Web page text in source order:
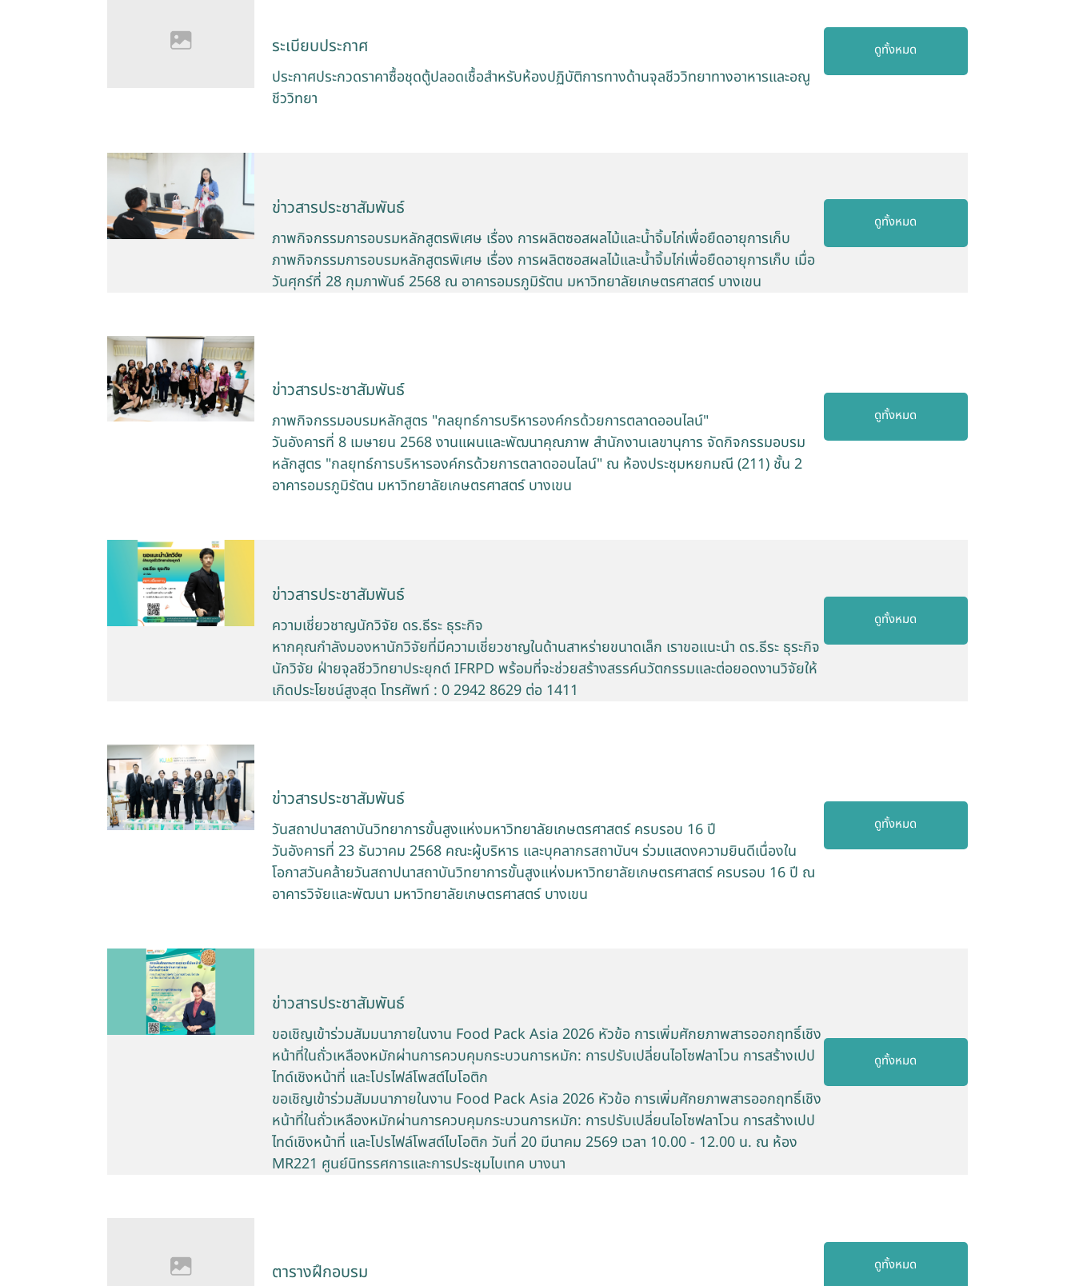
ระเบียบประกาศ
ประกาศประกวดราคาซื้อชุดตู้ปลอดเชื้อสำหรับห้องปฏิบัติการทางด้านจุลชีววิทยาทางอาหารและอณู
ชีววิทยา
ดูทั้งหมด
ข่าวสารประชาสัมพันธ์
ภาพกิจกรรมการอบรมหลักสูตรพิเศษ เรื่อง การผลิตซอสผลไม้และน้ำจิ้มไก่เพื่อยืดอายุการเก็บ
ภาพกิจกรรมการอบรมหลักสูตรพิเศษ เรื่อง การผลิตซอสผลไม้และน้ำจิ้มไก่เพื่อยืดอายุการเก็บ เมื่อ
วันศุกร์ที่ 28 กุมภาพันธ์ 2568 ณ อาคารอมรภูมิรัตน มหาวิทยาลัยเกษตรศาสตร์ บางเขน
ดูทั้งหมด
ข่าวสารประชาสัมพันธ์
ภาพกิจกรรมอบรมหลักสูตร "กลยุทธ์การบริหารองค์กรด้วยการตลาดออนไลน์"
วันอังคารที่ 8 เมษายน 2568 งานแผนและพัฒนาคุณภาพ สำนักงานเลขานุการ จัดกิจกรรมอบรม
หลักสูตร "กลยุทธ์การบริหารองค์กรด้วยการตลาดออนไลน์" ณ ห้องประชุมหยกมณี (211) ชั้น 2
อาคารอมรภูมิรัตน มหาวิทยาลัยเกษตรศาสตร์ บางเขน
ดูทั้งหมด
ข่าวสารประชาสัมพันธ์
ความเชี่ยวชาญนักวิจัย ดร.ธีระ ธุระกิจ
หากคุณกำลังมองหานักวิจัยที่มีความเชี่ยวชาญในด้านสาหร่ายขนาดเล็ก เราขอแนะนำ ดร.ธีระ ธุระกิจ
นักวิจัย ฝ่ายจุลชีววิทยาประยุกต์ IFRPD พร้อมที่จะช่วยสร้างสรรค์นวัตกรรมและต่อยอดงานวิจัยให้
เกิดประโยชน์สูงสุด โทรศัพท์ : 0 2942 8629 ต่อ 1411
ดูทั้งหมด
ข่าวสารประชาสัมพันธ์
วันสถาปนาสถาบันวิทยาการขั้นสูงแห่งมหาวิทยาลัยเกษตรศาสตร์ ครบรอบ 16 ปี
วันอังคารที่ 23 ธันวาคม 2568 คณะผู้บริหาร และบุคลากรสถาบันฯ ร่วมแสดงความยินดีเนื่องใน
โอกาสวันคล้ายวันสถาปนาสถาบันวิทยาการขั้นสูงแห่งมหาวิทยาลัยเกษตรศาสตร์ ครบรอบ 16 ปี ณ
อาคารวิจัยและพัฒนา มหาวิทยาลัยเกษตรศาสตร์ บางเขน
ดูทั้งหมด
ข่าวสารประชาสัมพันธ์
ขอเชิญเข้าร่วมสัมมนาภายในงาน Food Pack Asia 2026 หัวข้อ การเพิ่มศักยภาพสารออกฤทธิ์เชิง
หน้าที่ในถั่วเหลืองหมักผ่านการควบคุมกระบวนการหมัก: การปรับเปลี่ยนไอโซฟลาโวน การสร้างเปป
ไทด์เชิงหน้าที่ และโปรไฟล์โพสต์ไบโอติก
ขอเชิญเข้าร่วมสัมมนาภายในงาน Food Pack Asia 2026 หัวข้อ การเพิ่มศักยภาพสารออกฤทธิ์เชิง
หน้าที่ในถั่วเหลืองหมักผ่านการควบคุมกระบวนการหมัก: การปรับเปลี่ยนไอโซฟลาโวน การสร้างเปป
ไทด์เชิงหน้าที่ และโปรไฟล์โพสต์ไบโอติก วันที่ 20 มีนาคม 2569 เวลา 10.00 - 12.00 น. ณ ห้อง
MR221 ศูนย์นิทรรศการและการประชุมไบเทค บางนา
ดูทั้งหมด
ตารางฝึกอบรม ดูทั้งหมด